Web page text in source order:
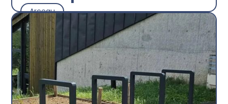
Arceau
Abri plus
Découvrir